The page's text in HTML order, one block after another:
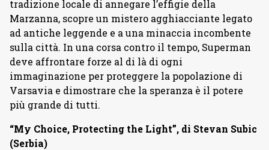
tradizione locale di annegare l’effigie della
Marzanna, scopre un mistero agghiacciante legato
ad antiche leggende e a una minaccia incombente
sulla città. In una corsa contro il tempo, Superman
deve affrontare forze al di là di ogni
immaginazione per proteggere la popolazione di
Varsavia e dimostrare che la speranza è il potere
più grande di tutti.
“My Choice, Protecting the Light”, di Stevan Subic
(Serbia)